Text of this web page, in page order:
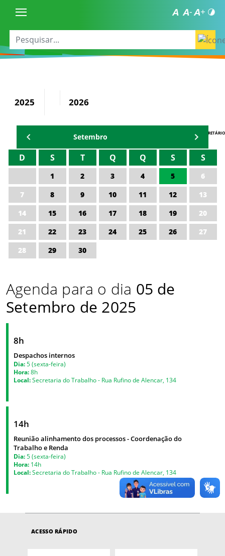
2025 2026
AGENDA DO SECRETÁRIO
Setembro
D S T Q Q S S
1 2 3 4 5
6
7
8 9 10 11 12
13
14
15 16 17 18 19
20
21
22 23 24 25 26
27
28
29 30
Agenda para o dia 05 de
Setembro de 2025
8h
Despachos internos
Dia: 5 (sexta-feira)
Hora:8h
Local:Secretaria do Trabalho - Rua Rufino de Alencar, 134
14h
Reunião alinhamento dos processos - Coordenação do
Trabalho e Renda
Dia: 5 (sexta-feira)
Hora: 14h
Local:Secretaria do Trabalho - Rua Rufino de Alencar, 134
ACESSO RÁPIDO